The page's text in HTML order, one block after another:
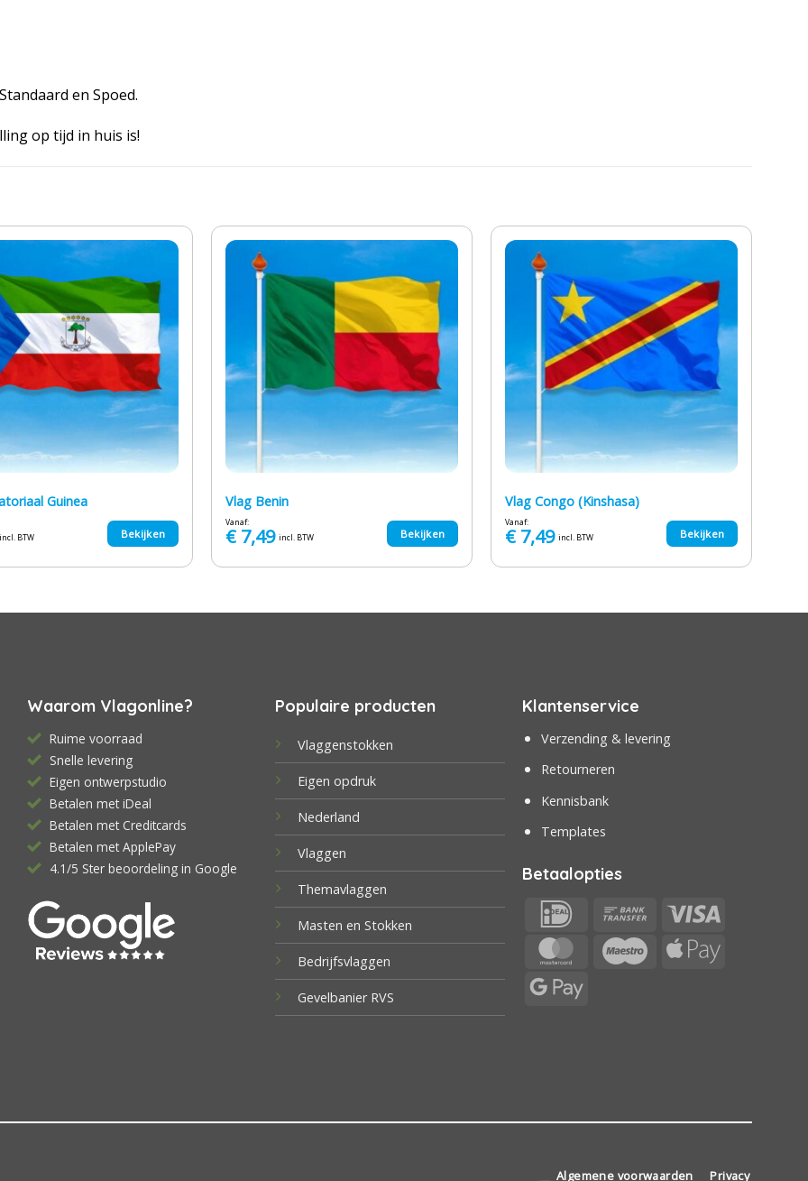
en Spoed.
op tijd in huis is!
Guinea
incl. BTW Bekijken
Vlag Benin
Vanaf:
€7,49 incl. BTW Bekijken
Vlag Congo (Kinshasa)
Vanaf:
€7,49 incl. BTW Bekijken
Waarom Vlagonline?
Ruime voorraad
Snelle levering
Eigen ontwerpstudio
Betalen met iDeal
Betalen met Creditcards
Betalen met ApplePay
4.1/5 Ster beoordeling in Google
Populaire producten
Vlaggenstokken
Eigen opdruk
Nederland
Vlaggen
Themavlaggen
Masten en Stokken
Bedrijfsvlaggen
Gevelbanier RVS
Klantenservice
Verzending & levering
Retourneren
Kennisbank
Templates
Betaalopties
IDeal
Bank
MasterCard Maestro Apple
Google
Algemene voorwaarden Privacy